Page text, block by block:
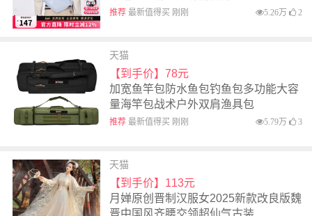
推荐最新值得买 刚刚 5.26万 2
天猫
【到手价】78元
加宽鱼竿包防水鱼包钓鱼包多功能大容
量海竿包战术户外双肩渔具包
推荐最新值得买 刚刚 5.79万 3
天猫
【到手价】113元
月婵原创晋制汉服女2025新款改良版魏
晋中国风齐腰交领超仙气古装